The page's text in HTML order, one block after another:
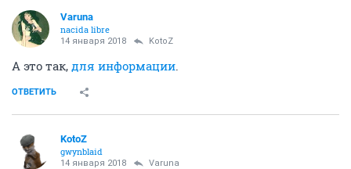
Varuna
nacida libre
14 января 2018 KotoZ
А это так, для информации.
ОТВЕТИТЬ
KotoZ
gwynblaid
14 января 2018 Varuna